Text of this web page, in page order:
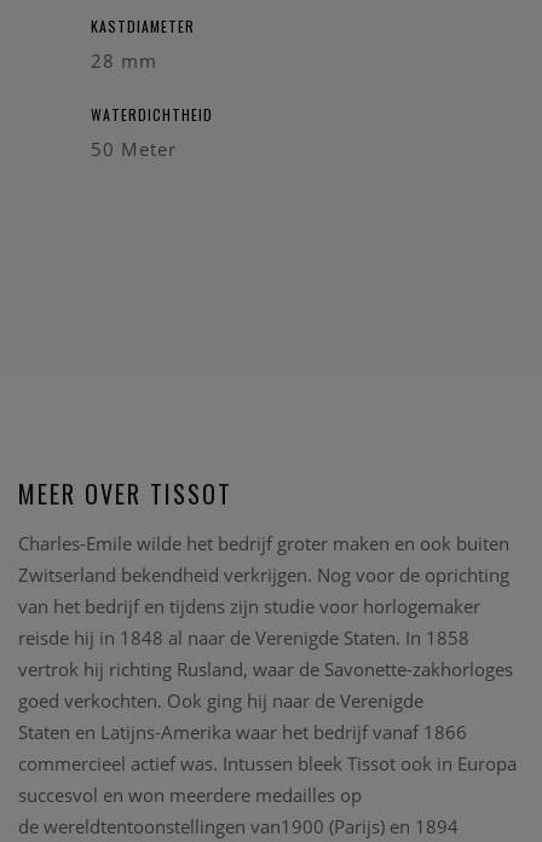
KASTDIAMETER
28 mm
WATERDICHTHEID
50 Meter
MEER OVER TISSOT
Charles-Emile wilde het bedrijf groter maken en ook buiten
Zwitserland bekendheid verkrijgen. Nog voor de oprichting
van het bedrijf en tijdens zijn studie voor horlogemaker
reisde hij in 1848 al naar de Verenigde Staten. In 1858
vertrok hij richting Rusland, waar de Savonette-zakhorloges
goed verkochten. Ook ging hij naar de Verenigde
Staten en Latijns-Amerika waar het bedrijf vanaf 1866
commercieel actief was. Intussen bleek Tissot ook in Europa
succesvol en won meerdere medailles op
de wereldtentoonstellingen van1900 (Parijs) en 1894